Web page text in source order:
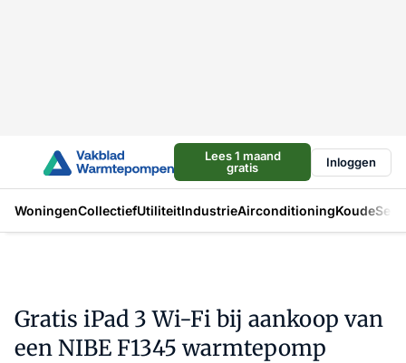
Lees 1 maand
gratis
Inloggen
WoningenCollectiefUtiliteitIndustrieAirconditioningKoude
Gratis iPad 3 Wi-Fi bij aankoop van
een NIBE F1345 warmtepomp